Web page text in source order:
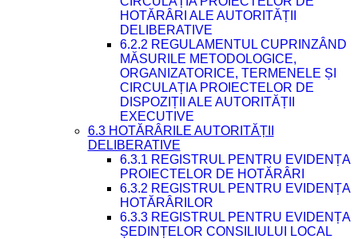
HOTĂRÂRI ALE AUTORITĂȚII
DELIBERATIVE
6.2.2 REGULAMENTUL CUPRINZÂND
MĂSURILE METODOLOGICE,
ORGANIZATORICE, TERMENELE ȘI
CIRCULAȚIA PROIECTELOR DE
DISPOZIȚII ALE AUTORITĂȚII
EXECUTIVE
6.3 HOTĂRÂRILE AUTORITĂȚII
DELIBERATIVE
6.3.1 REGISTRUL PENTRU EVIDENȚA
PROIECTELOR DE HOTĂRÂRI
6.3.2 REGISTRUL PENTRU EVIDENȚA
HOTĂRÂRILOR
6.3.3 REGISTRUL PENTRU EVIDENȚA
ȘEDINȚELOR CONSILIULUI LOCAL